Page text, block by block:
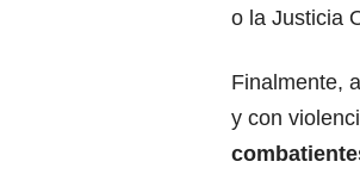
o la Justicia
Finalmente,
y con